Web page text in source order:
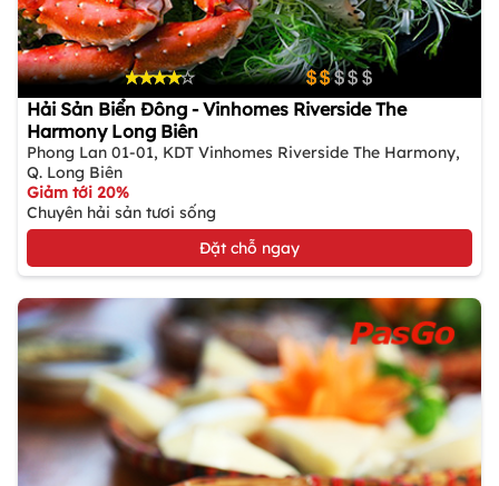
Hải Sản Biển Đông - Vinhomes Riverside The
Harmony Long Biên
Phong Lan 01-01, KDT Vinhomes Riverside The Harmony,
Q. Long Biên
Giảm tới 20%
Chuyên hải sản tươi sống
Đặt chỗ ngay